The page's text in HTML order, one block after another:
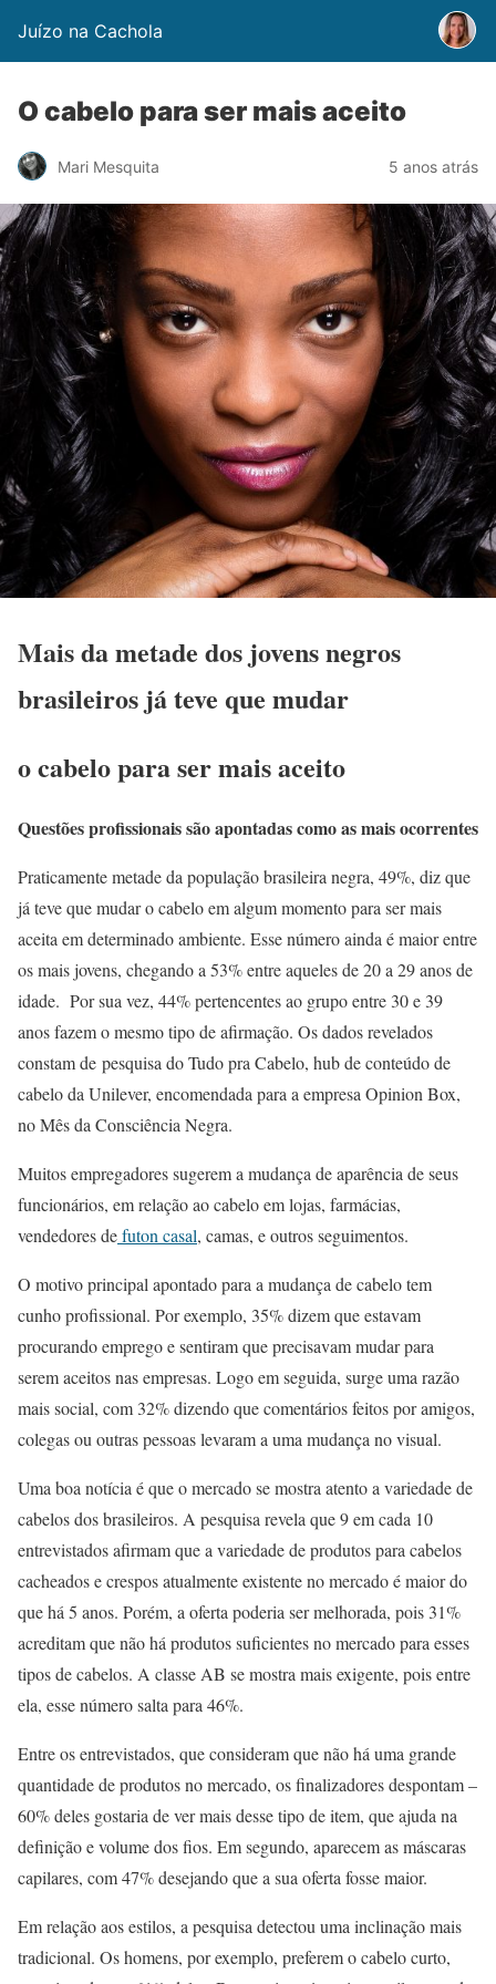
Juízo na Cachola
O cabelo para ser mais aceito
Mari Mesquita 5 anos atrás
Mais da metade dos jovens negros
brasileiros já teve que mudar
o cabelo para ser mais aceito
Questões profissionais são apontadas como as mais ocorrentes
Praticamente metade da população brasileira negra, 49%, diz que
já teve que mudar o cabelo em algum momento para ser mais
aceita em determinado ambiente. Esse número ainda é maior entre
os mais jovens, chegando a 53% entre aqueles de 20 a 29 anos de
idade. Por sua vez, 44% pertencentes ao grupo entre 30 e 39
anos fazem o mesmo tipo de afirmação. Os dados revelados
constam de pesquisa do Tudo pra Cabelo, hub de conteúdo de
cabelo da Unilever, encomendada para a empresa Opinion Box,
no Mês da Consciência Negra.
Muitos empregadores sugerem a mudança de aparência de seus
funcionários, em relação ao cabelo em lojas, farmácias,
vendedores defuton casal, camas, e outros seguimentos.
O motivo principal apontado para a mudança de cabelo tem
cunho profissional. Por exemplo, 35% dizem que estavam
procurando emprego e sentiram que precisavam mudar para
serem aceitos nas empresas. Logo em seguida, surge uma razão
mais social, com 32% dizendo que comentários feitos por amigos,
colegas ou outras pessoas levaram a uma mudança no visual.
Uma boa notícia é que o mercado se mostra atento a variedade de
cabelos dos brasileiros. A pesquisa revela que 9 em cada 10
entrevistados afirmam que a variedade de produtos para cabelos
cacheados e crespos atualmente existente no mercado é maior do
que há 5 anos. Porém, a oferta poderia ser melhorada, pois 31%
acreditam que não há produtos suficientes no mercado para esses
tipos de cabelos. A classe AB se mostra mais exigente, pois entre
ela, esse número salta para 46%.
Entre os entrevistados, que consideram que não há uma grande
quantidade de produtos no mercado, os finalizadores despontam –
60% deles gostaria de ver mais desse tipo de item, que ajuda na
definição e volume dos fios. Em segundo, aparecem as máscaras
capilares, com 47% desejando que a sua oferta fosse maior.
Em relação aos estilos, a pesquisa detectou uma inclinação mais
tradicional. Os homens, por exemplo, preferem o cabelo curto,